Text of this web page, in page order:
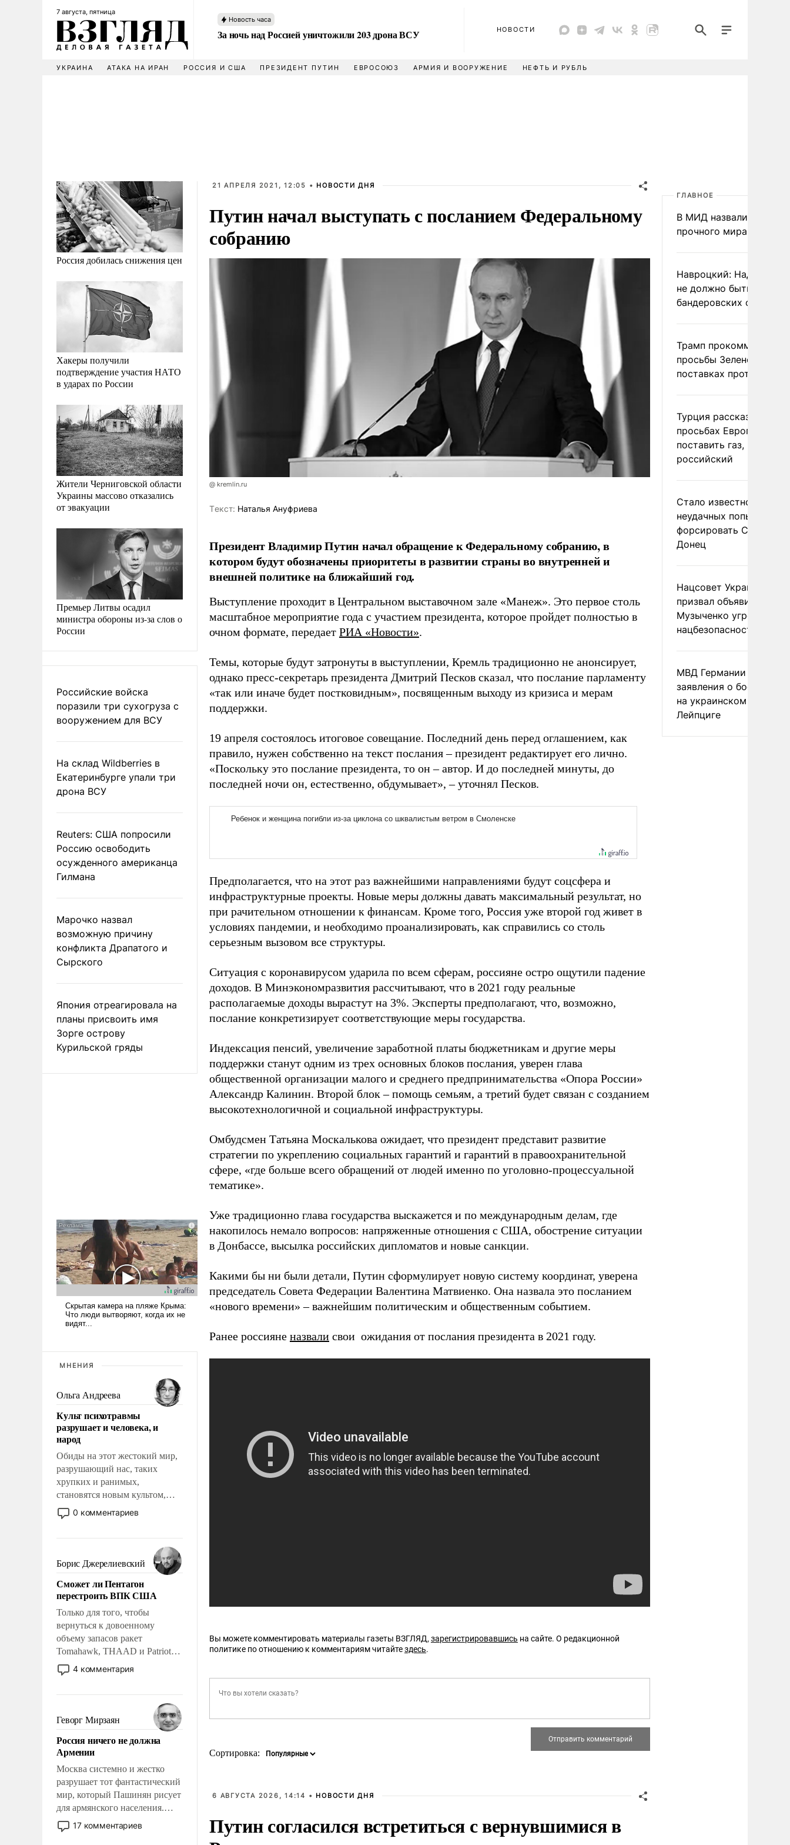
7 августа, пятница
Новость часа
За ночь над Россией уничтожили 203 дрона ВСУ НОВОСТИ
УКРАИНА АТАКА НА ИРАН РОССИЯ И США ПРЕЗИДЕНТ ПУТИН ЕВРОСОЮЗ АРМИЯ И ВООРУЖЕНИЕ НЕФТЬ И РУБЛЬ
Россия добилась снижения цен
Хакеры получили
подтверждение участия НАТО
в ударах по России
Жители Черниговской области
Украины массово отказались
от эвакуации
Премьер Литвы осадил
министра обороны из-за слов о
России
Российские войска
поразили три сухогруза с
вооружением для ВСУ
На склад Wildberries в
Екатеринбурге упали три
дрона ВСУ
Reuters: США попросили
Россию освободить
осужденного американца
Гилмана
Марочко назвал
возможную причину
конфликта Драпатого и
Сырского
Япония отреагировала на
планы присвоить имя
Зорге острову
Курильской гряды
МНЕНИЯ
Ольга Андреева
Культ психотравмы
разрушает и человека, и
народ
Обиды на этот жестокий мир,
разрушающий нас, таких
хрупких и ранимых,
становятся новым культом,
постепенно вытесняя и
отменяя традиционное
мужественным и твердым под
ударами судьбы, брать на себя
ответственность, помогать
слабым, идти вперед и
адаптироваться.
0 комментариев
Борис Джерелиевский
Сможет ли Пентагон
перестроить ВПК США
Только для того, чтобы
вернуться к довоенному
объему запасов ракет
Tomahawk, THAAD и Patriot
США потребуется более трех
лет. Даже небольшая война с
Сложившаяся ситуация
означает многолетний период
уязвимости США, например,
перед Китаем.
4 комментария
Геворг Мирзаян
Россия ничего не должна
Армении
Москва системно и жестко
разрушает тот фантастический
мир, который Пашинян рисует
для армянского населения.
Мир, где политические
прожекты будут безусловно
17 комментариев
21 АПРЕЛЯ 2021, 12:05 • НОВОСТИ ДНЯ
Путин начал выступать с посланием Федеральному
собранию
@ kremlin.ru
Tекст: Наталья Ануфриева
Президент Владимир Путин начал обращение к Федеральному собранию, в
котором будут обозначены приоритеты в развитии страны во внутренней и
внешней политике на ближайший год.
Выступление проходит в Центральном выставочном зале «Манеж». Это первое столь
масштабное мероприятие года с участием президента, которое пройдет полностью в
очном формате, передает РИА «Новости».
Темы, которые будут затронуты в выступлении, Кремль традиционно не анонсирует,
однако пресс-секретарь президента Дмитрий Песков сказал, что послание парламенту
«так или иначе будет постковидным», посвященным выходу из кризиса и мерам
поддержки.
19 апреля состоялось итоговое совещание. Последний день перед оглашением, как
правило, нужен собственно на текст послания – президент редактирует его лично.
«Поскольку это послание президента, то он – автор. И до последней минуты, до
последней ночи он, естественно, обдумывает», – уточнял Песков.
Предполагается, что на этот раз важнейшими направлениями будут соцсфера и
инфраструктурные проекты. Новые меры должны давать максимальный результат, но
при рачительном отношении к финансам. Кроме того, Россия уже второй год живет в
условиях пандемии, и необходимо проанализировать, как справились со столь
серьезным вызовом все структуры.
Ситуация с коронавирусом ударила по всем сферам, россияне остро ощутили падение
доходов. В Минэкономразвития рассчитывают, что в 2021 году реальные
располагаемые доходы вырастут на 3%. Эксперты предполагают, что, возможно,
послание конкретизирует соответствующие меры государства.
Индексация пенсий, увеличение заработной платы бюджетникам и другие меры
поддержки станут одним из трех основных блоков послания, уверен глава
общественной организации малого и среднего предпринимательства «Опора России»
Александр Калинин. Второй блок – помощь семьям, а третий будет связан с созданием
высокотехнологичной и социальной инфраструктуры.
Омбудсмен Татьяна Москалькова ожидает, что президент представит развитие
стратегии по укреплению социальных гарантий и гарантий в правоохранительной
сфере, «где больше всего обращений от людей именно по уголовно-процессуальной
тематике».
Уже традиционно глава государства выскажется и по международным делам, где
накопилось немало вопросов: напряженные отношения с США, обострение ситуации
в Донбассе, высылка российских дипломатов и новые санкции.
Какими бы ни были детали, Путин сформулирует новую систему координат, уверена
председатель Совета Федерации Валентина Матвиенко. Она назвала это посланием
«нового времени» – важнейшим политическим и общественным событием.
Ранее россияне назвали свои ожидания от послания президента в 2021 году.
Вы можете комментировать материалы газеты ВЗГЛЯД,зарегистрировавшись на сайте. О редакционной
политике по отношению к комментариям читайтездесь.
Сортировка:
6 АВГУСТА 2026, 14:14 • НОВОСТИ ДНЯ
Путин согласился встретиться с вернувшимися в
ГЛАВНОЕ
В МИД назвали условия
прочного мира на
Навроцкий: Над
не должно быть
бандеровских флагов
Трамп
просьбы Зеленского о
поставках
Турция рассказала о
просьбах Европы
поставить газ, но не
российский
Стало известно о
неудачных попытках
форсировать
Донец
Нацсовет Украины по
призвал объявить
Музыченко угрозой
нацбезопасности
МВД Германии отвергло
заявления о
на украинском
Лейпциге